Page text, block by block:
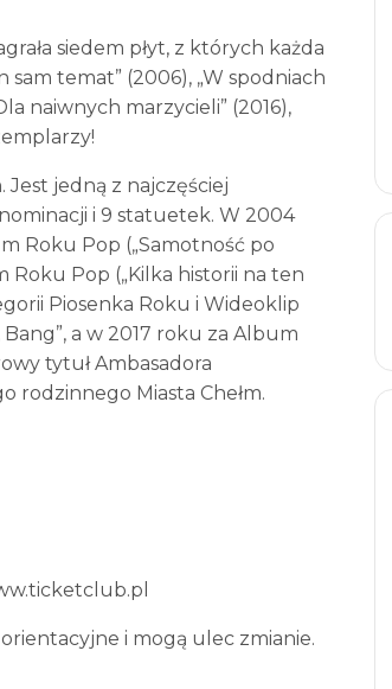
siedem płyt, z których każda
sam temat” (2006), „W spodniach
naiwnych marzycieli” (2016),
jedną z najczęściej
i 9 statuetek. W 2004
Roku Pop („Samotność po
Pop („Kilka historii na ten
Piosenka Roku i Wideoklip
a w 2017 roku za Album
tytuł Ambasadora
rodzinnego Miasta Chełm.
i mogą ulec zmianie.